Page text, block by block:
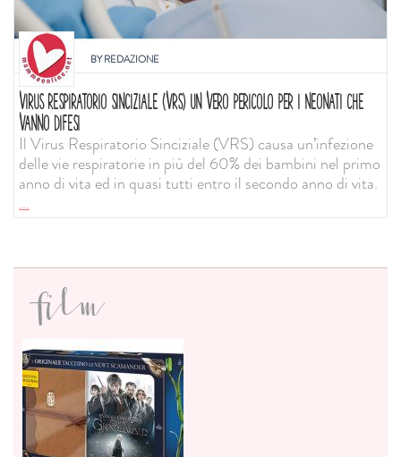
BYREDAZIONE
VIRUS RESPIRATORIO SINCIZIALE (VRS) UN VERO PERICOLO PER I NEONATI CHE
VANNO DIFESI
Il Virus Respiratorio Sinciziale (VRS) causa un’infezione
delle vie respiratorie in più del 60% dei bambini nel primo
anno di vita ed in quasi tutti entro il secondo anno di vita.
...
film